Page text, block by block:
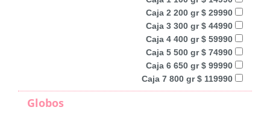
Caja 2 200 gr $ 29990
Caja 3 300 gr $ 44990
Caja 4 400 gr $ 59990
Caja 5 500 gr $ 74990
Caja 6 650 gr $ 99990
Caja 7 800 gr $ 119990
Globos